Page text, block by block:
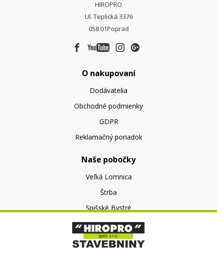
HIROPRO
Ul. Teplická 3376
058 01Poprad
O nakupovaní
Dodávatelia
Obchodné podmienky
GDPR
Reklamačný poriadok
Naše pobočky
Veľká Lomnica
Štrba
Spišské Bystré
O nás
O spoločnosti